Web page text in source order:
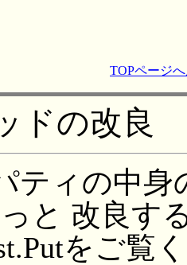
TOPページ
ドの改良
ティの中
と 改良す
をご覧